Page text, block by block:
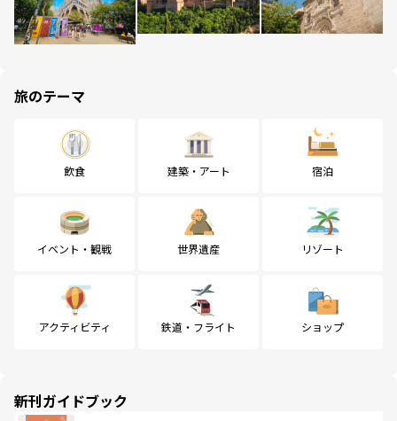
旅のテーマ
飲食 建築・アート 宿泊
イベント・観戦 世界遺産 リゾート
アクティビティ 鉄道・フライト ショップ
新刊ガイドブック